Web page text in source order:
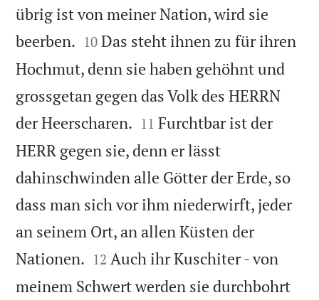
übrig ist von meiner Nation, wird sie
beerben. 

10 Das steht ihnen zu für ihren
Hochmut, denn sie haben gehöhnt und
grossgetan gegen das Volk des HERRN
der Heerscharen. 

11 Furchtbar ist der
HERR gegen sie, denn er lässt
dahinschwinden alle Götter der Erde, so
dass man sich vor ihm niederwirft, jeder
an seinem Ort, an allen Küsten der
Nationen. 

12 Auch ihr Kuschiter - von
meinem Schwert werden sie durchbohrt